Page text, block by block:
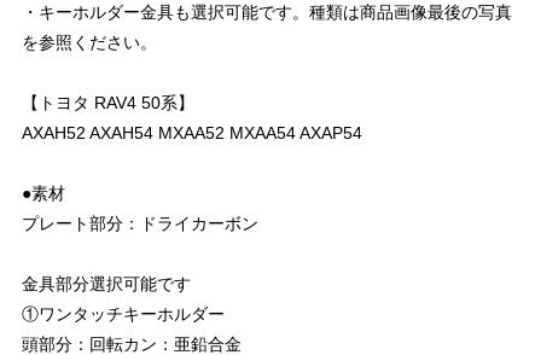
・キーホルダー金具も選択可能です。種類は商品画像最後の写真
を参照ください。
【トヨタ RAV4 50系】
AXAH52 AXAH54 MXAA52 MXAA54 AXAP54
●素材
プレート部分：ドライカーボン
金具部分選択可能です
①ワンタッチキーホルダー
頭部分：回転カン：亜鉛合金